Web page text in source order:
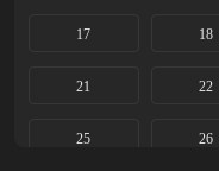
17 18
21 22
25 26